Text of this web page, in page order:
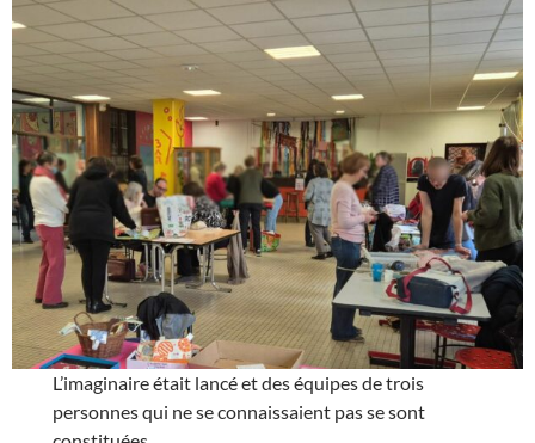
L’imaginaire était lancé et des équipes de trois
personnes qui ne se connaissaient pas se sont